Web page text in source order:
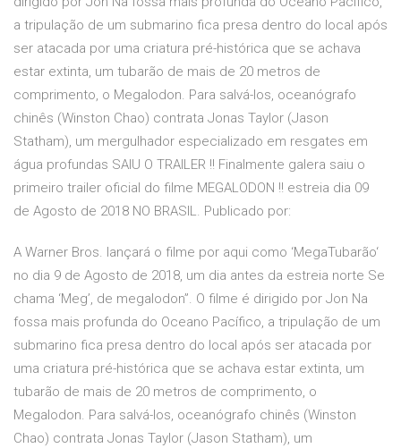
a tripulação de um submarino fica presa dentro do local após
ser atacada por uma criatura pré-histórica que se achava
estar extinta, um tubarão de mais de 20 metros de
comprimento, o Megalodon. Para salvá-los, oceanógrafo
chinês (Winston Chao) contrata Jonas Taylor (Jason
Statham), um mergulhador especializado em resgates em
água profundas SAIU O TRAILER !! Finalmente galera saiu o
primeiro trailer oficial do filme MEGALODON !! estreia dia 09
de Agosto de 2018 NO BRASIL. Publicado por:
A Warner Bros. lançará o filme por aqui como ‘MegaTubarão‘
no dia 9 de Agosto de 2018, um dia antes da estreia norte Se
chama ‘Meg’, de megalodon”. O filme é dirigido por Jon Na
fossa mais profunda do Oceano Pacífico, a tripulação de um
submarino fica presa dentro do local após ser atacada por
uma criatura pré-histórica que se achava estar extinta, um
tubarão de mais de 20 metros de comprimento, o
Megalodon. Para salvá-los, oceanógrafo chinês (Winston
Chao) contrata Jonas Taylor (Jason Statham), um